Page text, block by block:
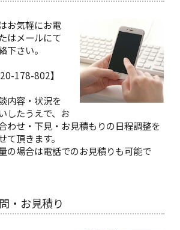
お気軽にお電
はメールにて
下さい。
178-802】
内容・状況を
したうえで、お
わせ・下見・お見積もりの日程調整を
て頂きます。
量の場合は電話でのお見積りも可能で
・お見積り